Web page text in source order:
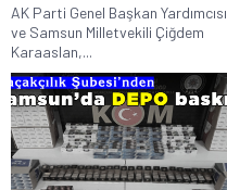
AK Parti Genel Başkan Yardımcısı
ve Samsun Milletvekili Çiğdem
Karaaslan,...